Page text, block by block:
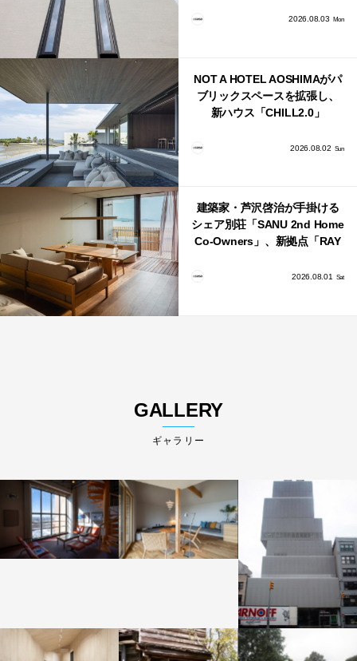
2026.08.03 Mon
NOT A HOTEL AOSHIMAがパ
ブリックスペースを拡張し、
新ハウス「CHILL2.0」
2026.08.02 Sun
建築家・芦沢啓治が手掛ける
シェア別荘「SANU 2nd Home
Co-Owners」、新拠点「RAY
2026.08.01 Sat
GALLERY
ギャラリー